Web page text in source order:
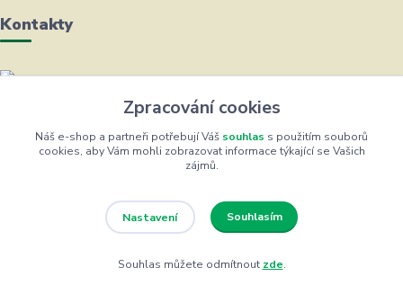
Kontakty
Helena Bayerová
+420 604 711 491
(Po-Čt, 8-16 hod.)
Eshop ŽUFRIK.cz © Copyright 2012 - 2026
Zpracování cookies
Náš e-shop a partneři potřebují Váš souhlas s použitím souborů
cookies, aby Vám mohli zobrazovat informace týkající se Vašich
zájmů.
Nastavení Souhlasím
Souhlas můžete odmítnout zde.